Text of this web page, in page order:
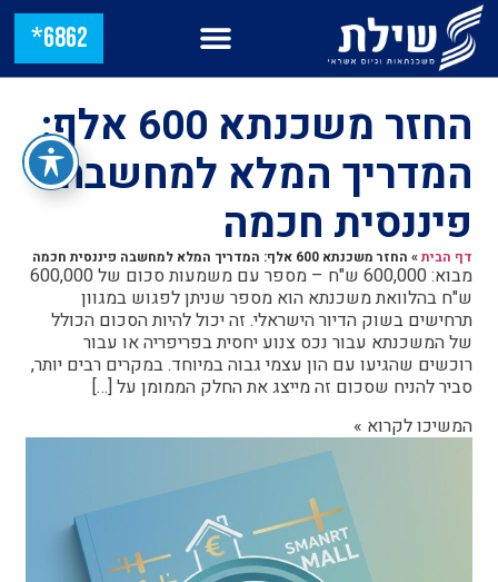
6862*
החזר משכנתא 600 אלף:
המדריך המלא למחשבה
פיננסית חכמה
דף הבית» החזר משכנתא 600 אלף: המדריך המלא למחשבה פיננסית חכמה
מבוא: 600,000 ש"ח – מספר עם משמעות סכום של 600,000
ש"ח בהלוואת משכנתא הוא מספר שניתן לפגוש במגוון
תרחישים בשוק הדיור הישראלי. זה יכול להיות הסכום הכולל
של המשכנתא עבור נכס צנוע יחסית בפריפריה או עבור
רוכשים שהגיעו עם הון עצמי גבוה במיוחד. במקרים רבים יותר,
סביר להניח שסכום זה מייצג את החלק הממומן על […]
המשיכו לקרוא »